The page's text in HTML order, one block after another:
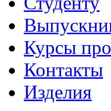
Курсы
Контакты
Изделия